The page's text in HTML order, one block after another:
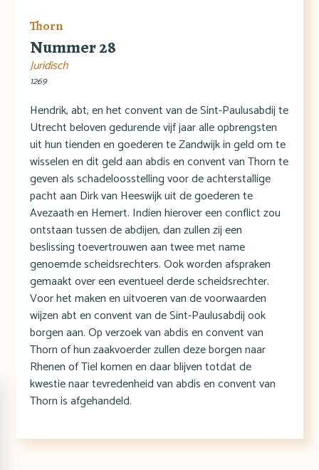
Thorn
Nummer 28
Juridisch
1269
Hendrik, abt, en het convent van de Sint-Paulusabdij te
Utrecht beloven gedurende vijf jaar alle opbrengsten
uit hun tienden en goederen te Zandwijk in geld om te
wisselen en dit geld aan abdis en convent van Thorn te
geven als schadeloosstelling voor de achterstallige
pacht aan Dirk van Heeswijk uit de goederen te
Avezaath en Hemert. Indien hierover een conflict zou
ontstaan tussen de abdijen, dan zullen zij een
beslissing toevertrouwen aan twee met name
genoemde scheidsrechters. Ook worden afspraken
gemaakt over een eventueel derde scheidsrechter.
Voor het maken en uitvoeren van de voorwaarden
wijzen abt en convent van de Sint-Paulusabdij ook
borgen aan. Op verzoek van abdis en convent van
Thorn of hun zaakvoerder zullen deze borgen naar
Rhenen of Tiel komen en daar blijven totdat de
kwestie naar tevredenheid van abdis en convent van
Thorn is afgehandeld.